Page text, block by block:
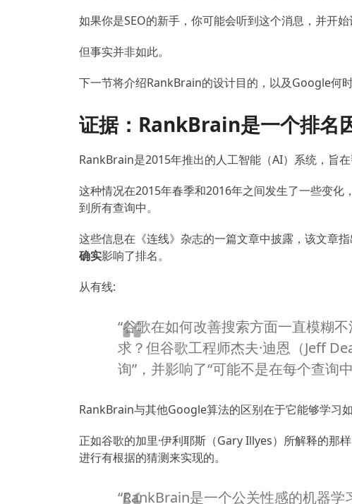
如果你是SEO的新手，你可能会听到这个消息，并开
但事实并非如此。
下一节将介绍RankBrain的设计目的，以及Google何
证据：RankBrain是一个排名
RankBrain是2015年推出的人工智能（AI）系统，旨
这种情况在2015年春季和2016年之间发生了一些变
到所有查询中。
这些信息在《连线》杂志的一篇文章中披露，该文章
确实影响了排名。
从有线:
“谷歌在如何改善搜索方面一直模糊
求？但谷歌工程师杰夫·迪恩（Jeff
询”，并影响了“可能不是在每个查询
RankBrain与其他Google算法的区别在于它能够学习如
正如谷歌的加里·伊利耶斯（Gary Illyes）所解释的那
进行有根据的猜测来实现的。
“RankBrain是一个公关性感的机器